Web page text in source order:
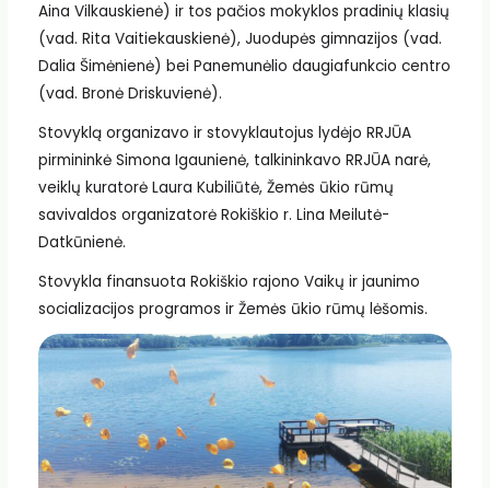
Aina Vilkauskienė) ir tos pačios mokyklos pradinių klasių
(vad. Rita Vaitiekauskienė), Juodupės gimnazijos (vad.
Dalia Šimėnienė) bei Panemunėlio daugiafunkcio centro
(vad. Bronė Driskuvienė).
Stovyklą organizavo ir stovyklautojus lydėjo RRJŪA
pirmininkė Simona Igaunienė, talkininkavo RRJŪA narė,
veiklų kuratorė Laura Kubiliūtė, Žemės ūkio rūmų
savivaldos organizatorė Rokiškio r. Lina Meilutė-
Datkūnienė.
Stovykla finansuota Rokiškio rajono Vaikų ir jaunimo
socializacijos programos ir Žemės ūkio rūmų lėšomis.